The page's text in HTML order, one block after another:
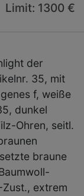
Limit: 1300 €
der
35, mit
f, weiße
dunkel
Ohren, seitl.
braune
extrem